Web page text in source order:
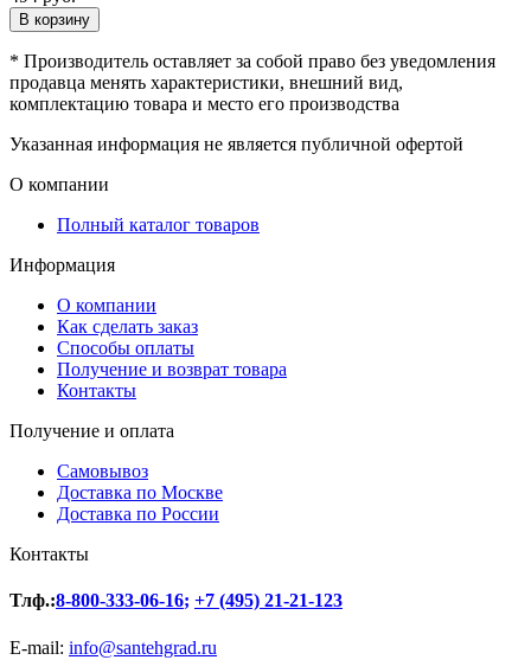
В корзину
* Производитель оставляет за собой право без уведомления
продавца менять характеристики, внешний вид,
комплектацию товара и место его производства
Указанная информация не является публичной офертой
О компании
Полный каталог товаров
Информация
О компании
Как сделать заказ
Способы оплаты
Получение и возврат товара
Контакты
Получение и оплата
Самовывоз
Доставка по Москве
Доставка по России
Контакты
Тлф.:8-800-333-06-16; +7 (495) 21-21-123
E-mail: info@santehgrad.ru